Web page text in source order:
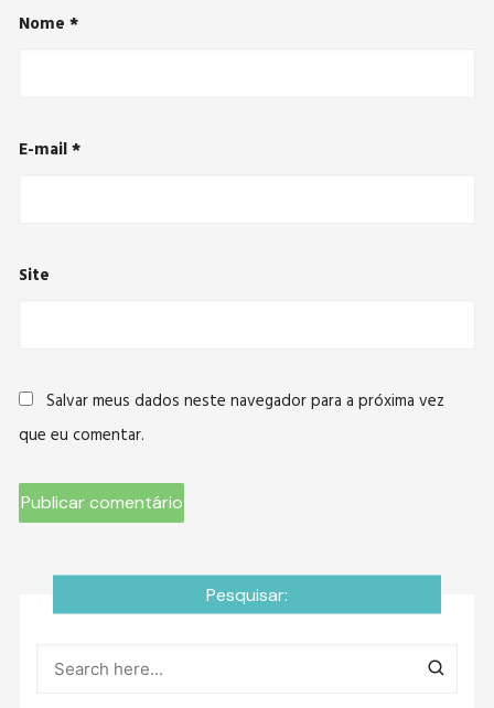
Nome*
E-mail*
Site
Salvar meus dados neste navegador para a próxima vez
que eu comentar.
Pesquisar: